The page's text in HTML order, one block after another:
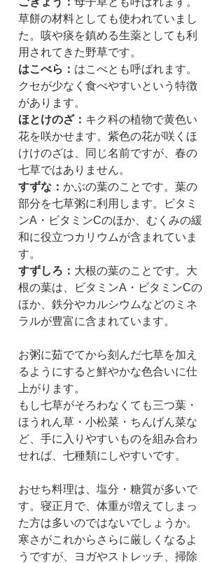
草餅の材料としても使われていまし
た。咳や痰を鎮める生薬としても利
用されてきた野草です。
はこべら： はこべとも呼ばれます。
クセが少なく食べやすいという特徴
があります。
ほとけのざ： キク科の植物で黄色い
花を咲かせます。紫色の花が咲くほ
けけのざは、同じ名前ですが、春の
七草ではありません。
すずな： かぶの葉のことです。葉の
部分を七草粥に利用します。ビタミ
ンA・ビタミンCのほか、むくみの緩
和に役立つカリウムが含まれていま
す。
すずしろ： 大根の葉のことです。大
根の葉は、ビタミンA・ビタミンCの
ほか、鉄分やカルシウムなどのミネ
ラルが豊富に含まれています。
お粥に茹でてから刻んだ七草を加え
るようにすると鮮やかな色合いに仕
上がります。
もし七草がそろわなくても三つ葉・
ほうれん草・小松菜・ちんげん菜な
ど、手に入りやすいものを組み合わ
せれば、七種類にしやすいです。
おせち料理は、塩分・糖質が多いで
す。寝正月で、体重が増えてしまっ
た方は多いのではないでしょうか。
寒さがこれからさらに厳しくなるよ
うですが、ヨガやストレッチ、掃除